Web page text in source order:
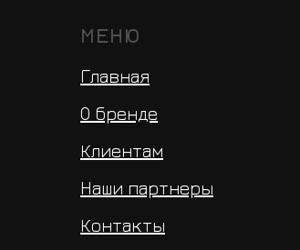
МЕНЮ
Главная
О бренде
Клиентам
Наши партнеры
Контакты